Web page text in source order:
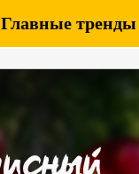
Главные